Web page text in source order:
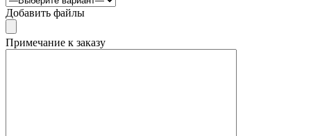
Добавить файлы
Примечание к заказу